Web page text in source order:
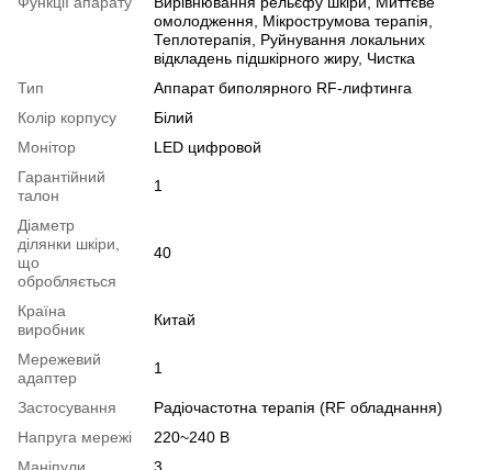
омолодження, Мікрострумова терапія,
Теплотерапія, Руйнування локальних
відкладень підшкірного жиру, Чистка
Тип
Аппарат биполярного RF-лифтинга
Колір корпусу
Білий
Монітор
LED цифровой
Гарантійний
талон
1
Діаметр
ділянки шкіри,
що
обробляється
40
Країна
виробник
Китай
Мережевий
адаптер
1
Застосування
Радіочастотна терапія (RF обладнання)
Напруга мережі
220~240 В
Маніпули
3